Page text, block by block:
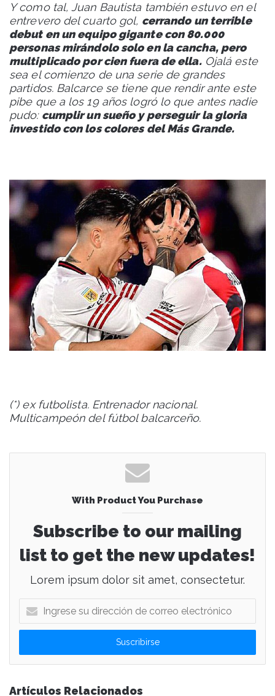
Y como tal, Juan Bautista también estuvo en el
entrevero del cuarto gol, cerrando un terrible
debut en un equipo gigante con 80.000
personas mirándolo solo en la cancha, pero
multiplicado por cien fuera de ella.Ojalá este
sea el comienzo de una serie de grandes
partidos. Balcarce se tiene que rendir ante este
pibe que a los 19 años logró lo que antes nadie
pudo: cumplir un sueño y perseguir la gloria
investido con los colores del Más Grande.
(*) ex futbolista. Entrenador nacional.
Multicampeón del fútbol balcarceño.
With Product You Purchase
Subscribe to our mailing
list to get the new updates!
Lorem ipsum dolor sit amet, consectetur.
g
e
s
Artículos Relacionados